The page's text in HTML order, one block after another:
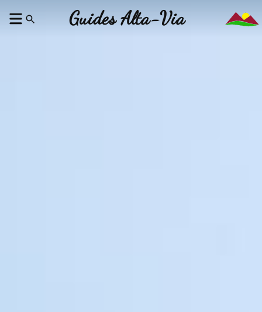
Guides Alta-Via